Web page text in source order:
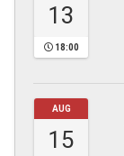
13
18:00
AUG
15